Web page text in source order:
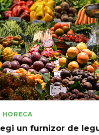
HORECA
un furnizor de